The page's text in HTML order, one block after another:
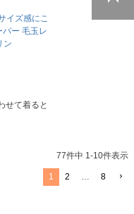
イズ感にこ
ー 毛玉レ
ン
せて着ると
77件中 1-10件表示
1 2 … 8